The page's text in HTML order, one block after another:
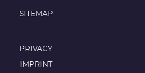
SITEMAP
PRIVACY
IMPRINT